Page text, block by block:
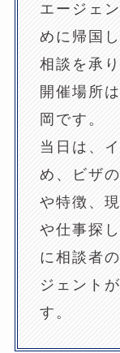
エージェ
めに帰国
相談を承り
開催場所
岡です。
当日は、
め、ビザ
や特徴、
や仕事探
に相談者
ジェント
す。